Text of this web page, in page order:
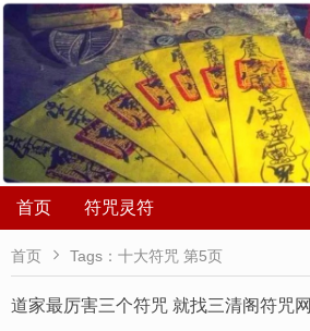
首页 符咒灵符
首页  Tags：十大符咒 第5页
道家最厉害三个符咒 就找三清阁符咒网